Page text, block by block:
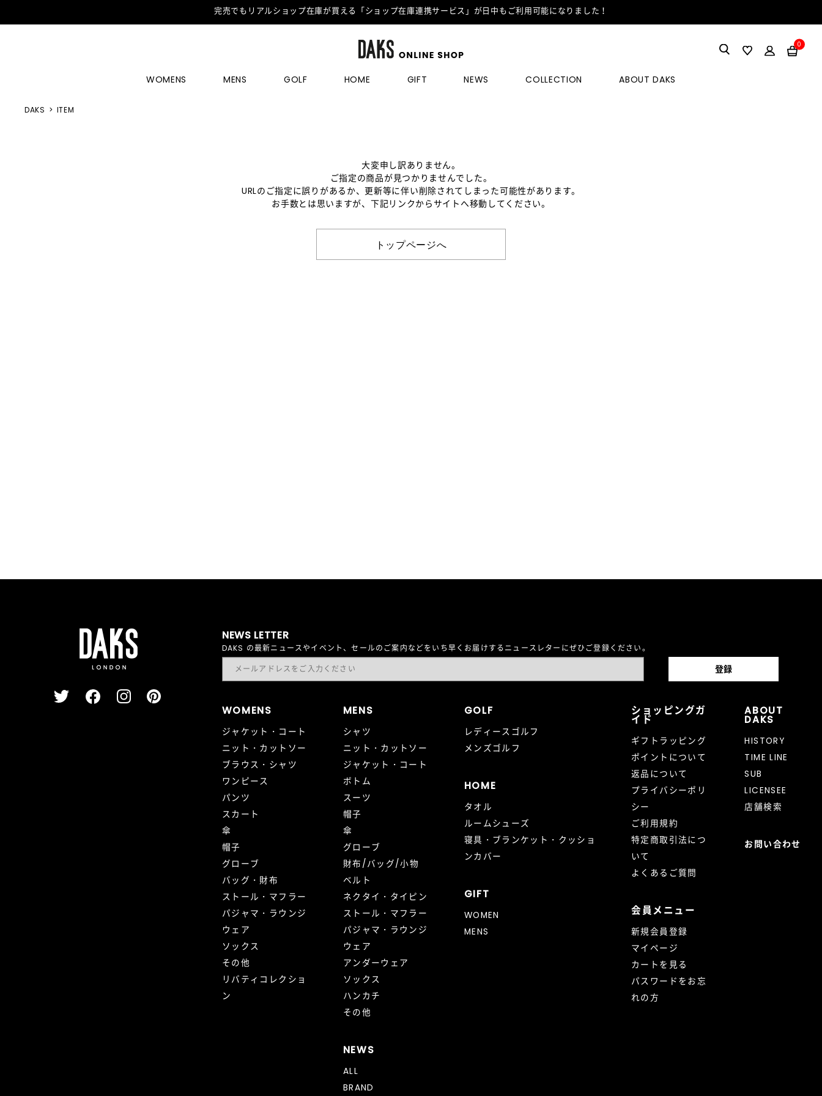
完売でもリアルショップ在庫が買える「ショップ在庫連携サービス」が日中もご利用可能になりました！
0
WOMENS MENS GOLF HOME GIFT NEWS COLLECTION ABOUT DAKS
DAKS ITEM
大変申し訳ありません。
ご指定の商品が見つかりませんでした。
URLのご指定に誤りがあるか、更新等に伴い削除されてしまった可能性があります。
お手数とは思いますが、下記リンクからサイトへ移動してください。
トップページへ
NEWS LETTER
DAKS の最新ニュースやイベント、セールのご案内などをいち早くお届けするニュースレターにぜひご登録ください。
WOMENS
ジャケット・コート
ニット・カットソー
ブラウス・シャツ
ワンピース
パンツ
スカート
傘
帽子
グローブ
バッグ・財布
ストール・マフラー
パジャマ・ラウンジ
ウェア
ソックス
その他
リバティコレクショ
ン
MENS
シャツ
ニット・カットソー
ジャケット・コート
ボトム
スーツ
帽子
傘
グローブ
財布/バッグ/小物
ベルト
ネクタイ・タイピン
ストール・マフラー
パジャマ・ラウンジ
ウェア
アンダーウェア
ソックス
ハンカチ
その他
NEWS
ALL
BRAND
GOLF
レディースゴルフ
メンズゴルフ
HOME
タオル
ルームシューズ
寝具・ブランケット・クッショ
ンカバー
GIFT
WOMEN
MENS
ショッピングガ
イド
ギフトラッピング
ポイントについて
返品について
プライバシーポリ
シー
ご利用規約
特定商取引法につ
いて
よくあるご質問
会員メニュー
新規会員登録
マイページ
カートを見る
パスワードをお忘
れの方
ABOUT
DAKS
HISTORY
TIME LINE
SUB
LICENSEE
店舗検索
お問い合わせ